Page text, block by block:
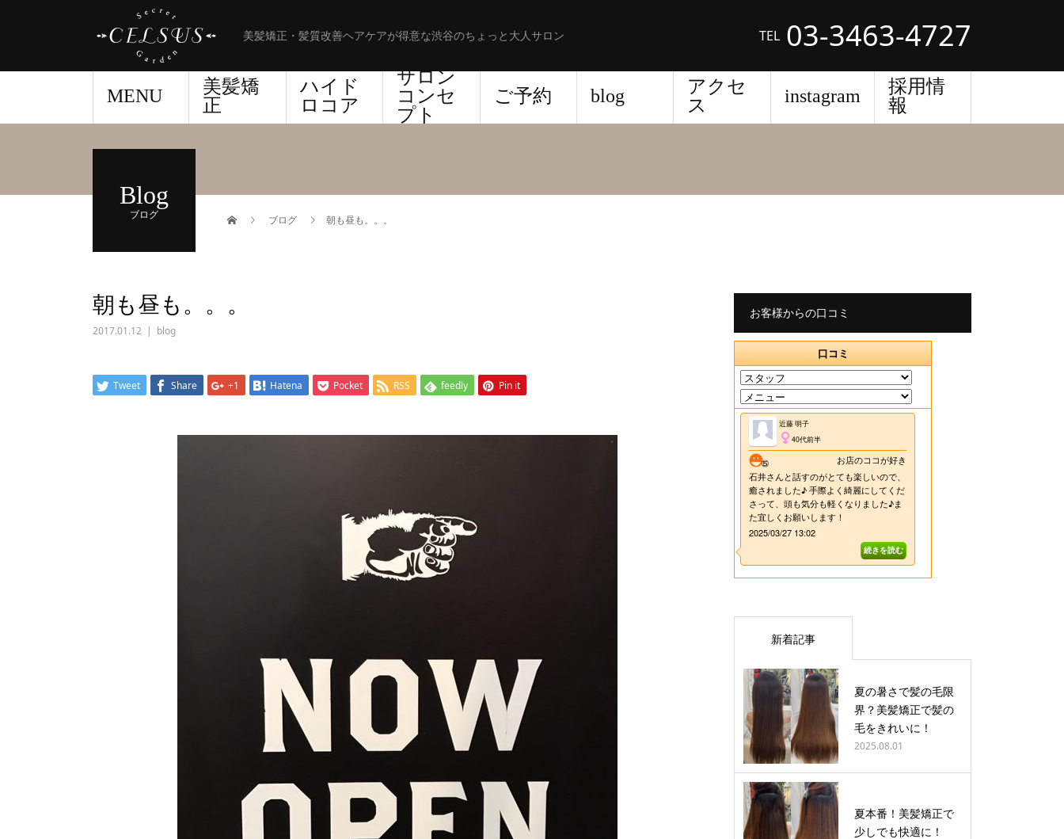
美髪矯正・髪質改善ヘアケアが得意な渋谷のちょっと大人サロン TEL 03-3463-4727
MENU
美髪矯
正
ハイド
ロコア
サロン
コンセ
プト
ご予約 blog
アクセ
ス
instagram
採用情
報
Blog
ブログ ブログ 朝も昼も。。。
朝も昼も。。。
2017.01.12 blog
Tweet Share +1 Hatena Pocket RSS feedly Pin it
お客様からの口コミ
新着記事
夏の暑さで髪の毛限
界？美髪矯正で髪の
毛をきれいに！
2025.08.01
夏本番！美髪矯正で
少しでも快適に！